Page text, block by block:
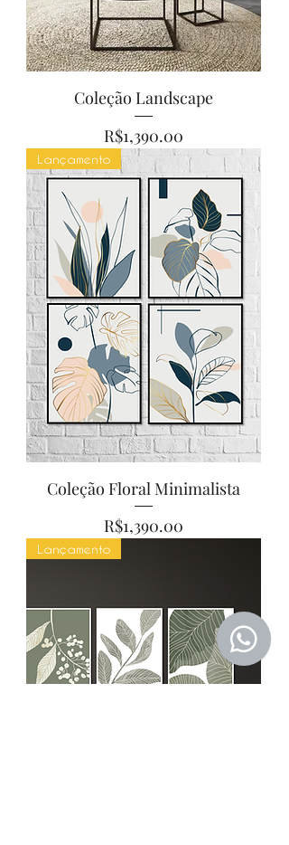
Coleção Landscape
Price
R$1,390.00
Lançamento
Coleção Floral Minimalista
Price
R$1,390.00
Lançamento